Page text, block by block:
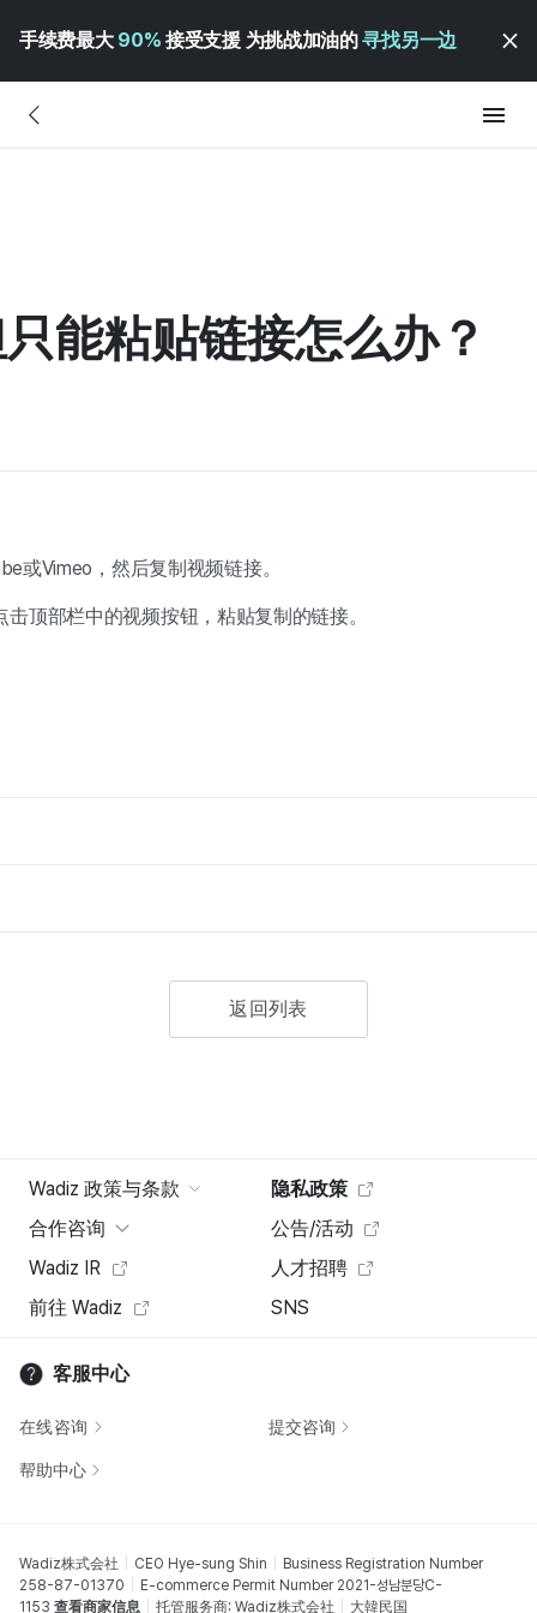
手续费最大 90% 接受支援 为挑战加油的寻找另一边
能粘贴链接怎么办？
或Vimeo，然后复制视频链接。
顶部栏中的视频按钮，粘贴复制的链接。
返回列表
Wadiz 政策与条款
隐私政策
合作咨询
公告/活动
Wadiz IR
人才招聘
前往 Wadiz
SNS
客服中心
在线咨询 提交咨询
帮助中心
Wadiz株式会社 CEO Hye-sung Shin
Business Registration Number
258-87-01370
E-commerce Permit Number 2021-성남분당C-
1153 查看商家信息 托管服务商: Wadiz株式会社 大韓民国